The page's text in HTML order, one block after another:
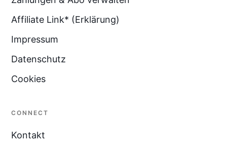
Affiliate Link* (Erklärung)
Impressum
Datenschutz
Cookies
CONNECT
Kontakt